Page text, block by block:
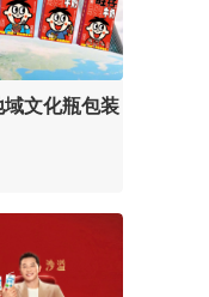
文化瓶包装